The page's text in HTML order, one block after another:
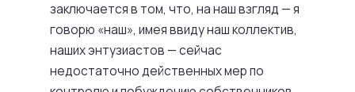
заключается в том, что, на наш взгляд — я
говорю «наш», имея ввиду наш коллектив,
наших энтузиастов — сейчас
недостаточно действенных мер по